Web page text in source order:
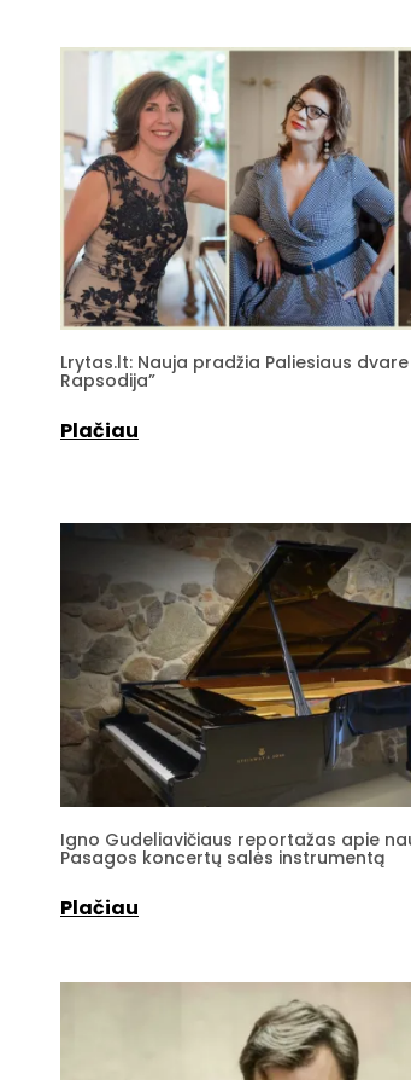
Lrytas.lt: Nauja pradžia Paliesiaus dvare
Rapsodija”
Plačiau
Igno Gudeliavičiaus reportažas apie
Pasagos koncertų salės instrumentą
Plačiau